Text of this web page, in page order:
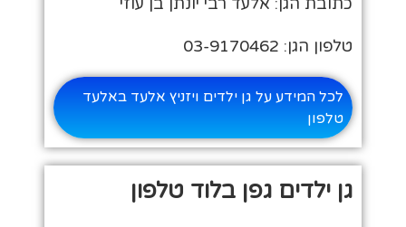
טלפון הגן: 03-9170462
לכל המידע על גן ילדים ויזניץ אלעד באלעד
טלפון
גן ילדים גפן בלוד טלפון